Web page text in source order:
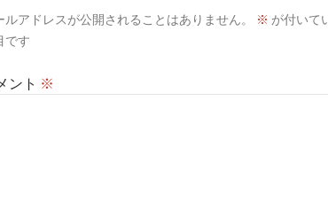
ルアドレスが公開されることはありません。 ※ が付いて
です
ント ※